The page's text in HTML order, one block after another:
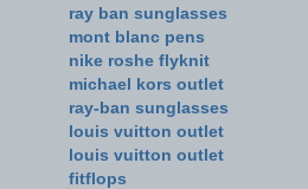
ray ban sunglasses
mont blanc pens
nike roshe flyknit
michael kors outlet
ray-ban sunglasses
louis vuitton outlet
louis vuitton outlet
fitflops